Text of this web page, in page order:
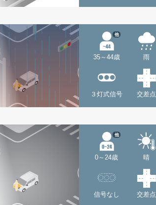
35～44歳
他
雨
３灯式信号 交差点
0～24歳
他
晴
信号なし 交差点